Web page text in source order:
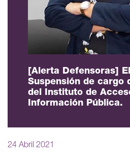
[Alerta Defensoras]
Suspensión de cargo
del Instituto de
Información Pública.
24 Abril 2021